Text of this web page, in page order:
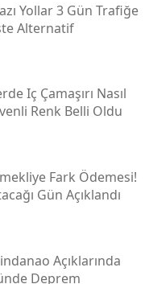
Yollar 3 Gün Trafiğe
Alternatif
Iç Çamaşırı Nasıl
Renk Belli Oldu
Fark Ödemesi!
Gün Açıklandı
Açıklarında
Deprem